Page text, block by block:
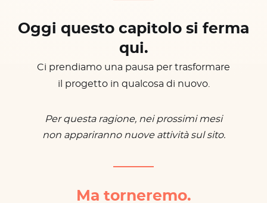
Oggi questo capitolo si ferma
qui.
Ci prendiamo una pausa per trasformare
il progetto in qualcosa di nuovo.
Per questa ragione, nei prossimi mesi
non appariranno nuove attività sul sito.
Ma torneremo.